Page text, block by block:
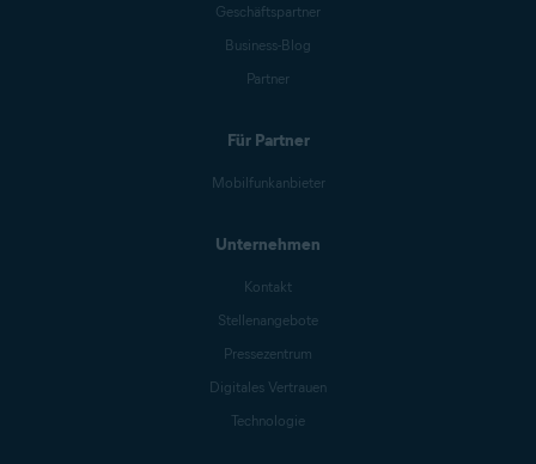
Geschäftspartner
Business-Blog
Partner
Für Partner
Mobilfunkanbieter
Unternehmen
Kontakt
Stellenangebote
Pressezentrum
Digitales Vertrauen
Technologie